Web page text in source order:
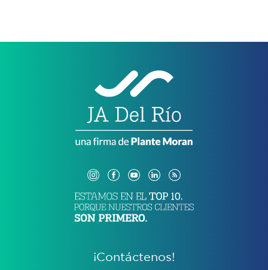
¡Contáctenos!